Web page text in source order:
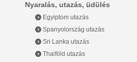
Nyaralás, utazás, üdülés
Egyiptom utazás
Spanyolország utazás
Sri Lanka utazás
Thaiföld utazás